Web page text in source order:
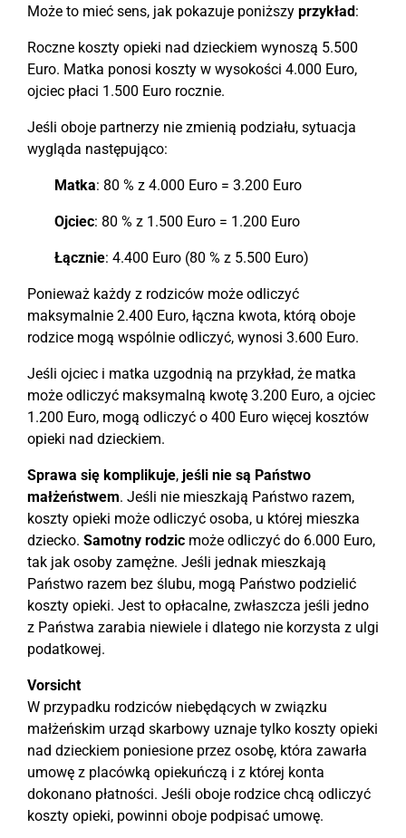
Może to mieć sens, jak pokazuje poniższy przykład:
Roczne koszty opieki nad dzieckiem wynoszą 5.500
Euro. Matka ponosi koszty w wysokości 4.000 Euro,
ojciec płaci 1.500 Euro rocznie.
Jeśli oboje partnerzy nie zmienią podziału, sytuacja
wygląda następująco:
Matka: 80 % z 4.000 Euro = 3.200 Euro
Ojciec: 80 % z 1.500 Euro = 1.200 Euro
Łącznie: 4.400 Euro (80 % z 5.500 Euro)
Ponieważ każdy z rodziców może odliczyć
maksymalnie 2.400 Euro, łączna kwota, którą oboje
rodzice mogą wspólnie odliczyć, wynosi 3.600 Euro.
Jeśli ojciec i matka uzgodnią na przykład, że matka
może odliczyć maksymalną kwotę 3.200 Euro, a ojciec
1.200 Euro, mogą odliczyć o 400 Euro więcej kosztów
opieki nad dzieckiem.
Sprawa się komplikuje, jeśli nie są Państwo
małżeństwem. Jeśli nie mieszkają Państwo razem,
koszty opieki może odliczyć osoba, u której mieszka
dziecko. Samotny rodzic może odliczyć do 6.000 Euro,
tak jak osoby zamężne. Jeśli jednak mieszkają
Państwo razem bez ślubu, mogą Państwo podzielić
koszty opieki. Jest to opłacalne, zwłaszcza jeśli jedno
z Państwa zarabia niewiele i dlatego nie korzysta z ulgi
podatkowej.
Vorsicht
W przypadku rodziców niebędących w związku
małżeńskim urząd skarbowy uznaje tylko koszty opieki
nad dzieckiem poniesione przez osobę, która zawarła
umowę z placówką opiekuńczą i z której konta
dokonano płatności. Jeśli oboje rodzice chcą odliczyć
koszty opieki, powinni oboje podpisać umowę.